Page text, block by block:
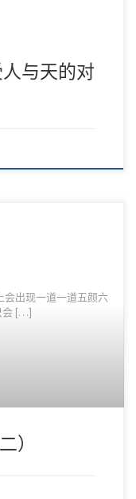
与天的对
会出现一道一道五颜六
会 […]
）